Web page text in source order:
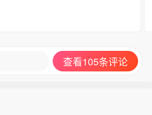
查看105条评论